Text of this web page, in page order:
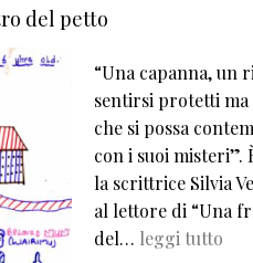
del petto
“Una capanna, un
sentirsi protetti
che si possa
con i suoi misteri”.
la scrittrice Silvia
al lettore di “Una
del… leggi tutto